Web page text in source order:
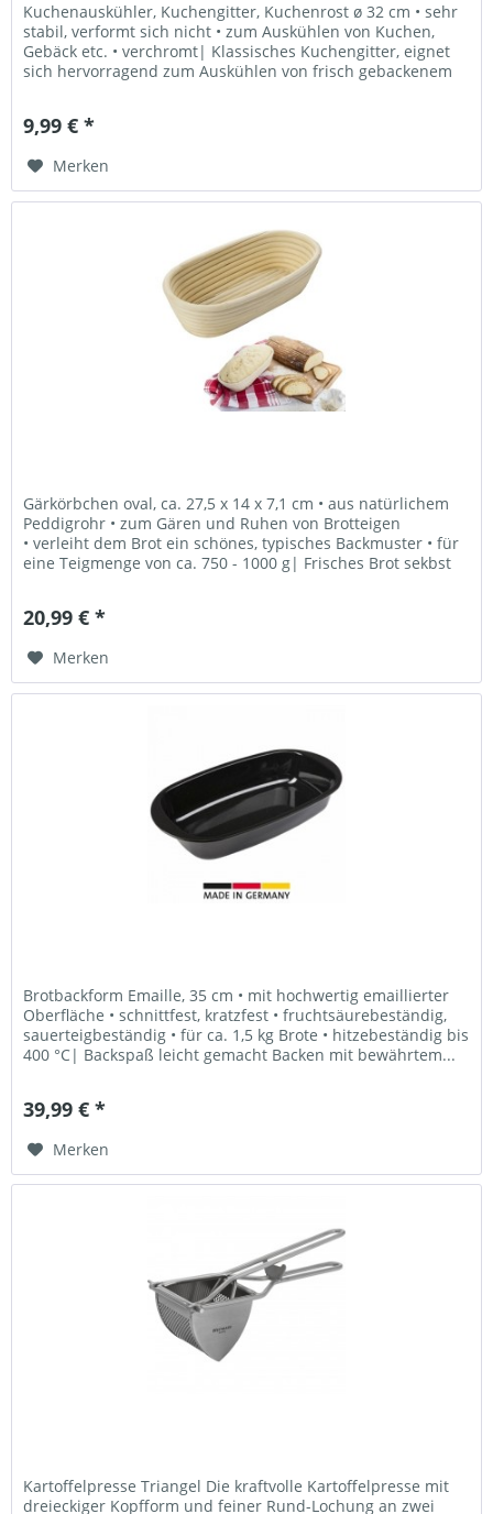
Kuchenauskühler, Kuchengitter, Kuchenrost ø 32 cm • sehr
stabil, verformt sich nicht • zum Auskühlen von Kuchen,
Gebäck etc. • verchromt| Klassisches Kuchengitter, eignet
sich hervorragend zum Auskühlen von frisch gebackenem
9,99 € *
Merken
Gärkörbchen oval, ca. 27,5 x 14 x 7,1 cm • aus natürlichem
Peddigrohr • zum Gären und Ruhen von Brotteigen
• verleiht dem Brot ein schönes, typisches Backmuster • für
eine Teigmenge von ca. 750 - 1000 g| Frisches Brot sekbst
20,99 € *
Merken
Brotbackform Emaille, 35 cm • mit hochwertig emaillierter
Oberfläche • schnittfest, kratzfest • fruchtsäurebeständig,
sauerteigbeständig • für ca. 1,5 kg Brote • hitzebeständig bis
400 °C| Backspaß leicht gemacht Backen mit bewährtem...
39,99 € *
Merken
Kartoffelpresse Triangel Die kraftvolle Kartoffelpresse mit
dreieckiger Kopfform und feiner Rund-Lochung an zwei